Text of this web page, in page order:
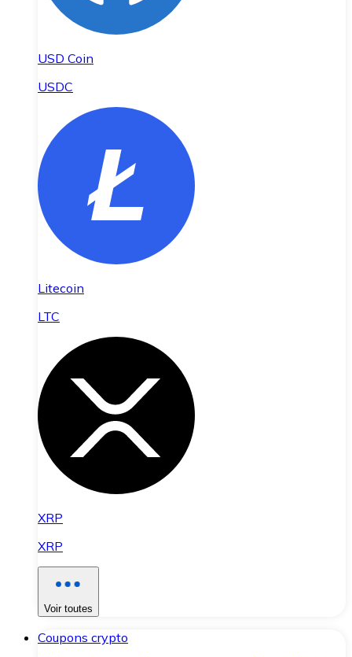
USD Coin
USDC
Litecoin
LTC
XRP
XRP
Voir toutes
Coupons crypto